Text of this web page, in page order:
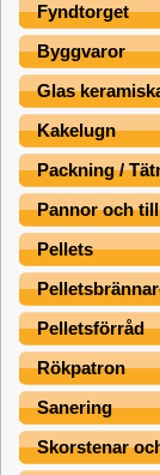
Fyndtorget
Byggvaror
Glas
Kakelugn
Packning /
Pannor och
Pellets
Pelletsförråd
Rökpatron
Sanering
Skorstenar